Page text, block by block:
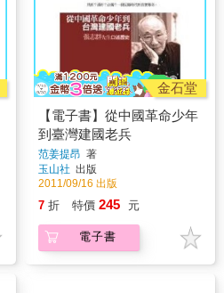
金石堂
【電子書】從中國革命少年
到臺灣建國老兵
范姜提昂 著
玉山社 出版
2011/09/16 出版
7 折 特價 245 元
電子書